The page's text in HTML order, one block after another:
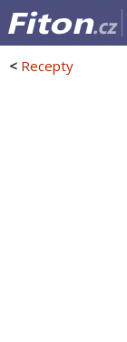
< Recepty